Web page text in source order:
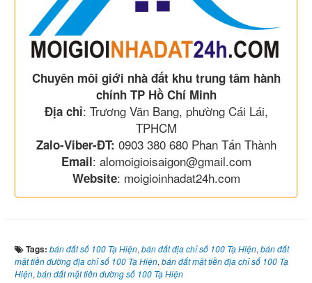
Chuyên môi giới nhà đất khu trung tâm hành
chính TP Hồ Chí Minh
Địa chỉ: Trương Văn Bang, phường Cái Lái,
TPHCM
Zalo-Viber-ĐT: 0903 380 680 Phan Tấn Thành
Email: alomoigioisaigon@gmail.com
Website: moigioinhadat24h.com
Tags: bán đất số 100 Tạ Hiện, bán đất địa chỉ số 100 Tạ Hiện, bán đất
mặt tiền đường địa chỉ số 100 Tạ Hiện, bán đất mặt tiền địa chỉ số 100 Tạ
Hiện, bán đất mặt tiền đường số 100 Tạ Hiện